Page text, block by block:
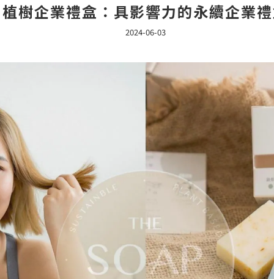
植樹企業禮盒：具影響力的永續企業
2024-06-03